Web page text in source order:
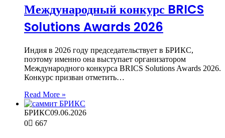
Международный конкурс BRICS
Solutions Awards 2026
Индия в 2026 году председательствует в БРИКС,
поэтому именно она выступает организатором
Международного конкурса BRICS Solutions Awards 2026.
Конкурс призван отметить…
Read More »
БРИКС09.06.2026
0
667